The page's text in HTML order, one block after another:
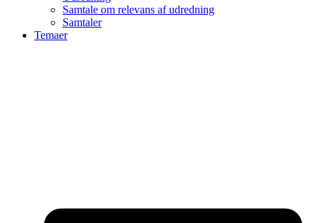
Samtale om relevans af udredning
Samtaler
Temaer